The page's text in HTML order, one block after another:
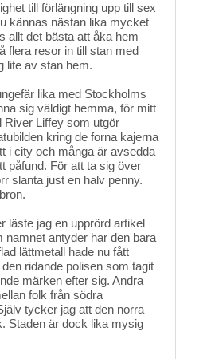
till förlängning upp till sex
kännas nästan lika mycket
allt det bästa att åka hem
flera resor in till stan med
lite av stan hem.
lika med Stockholms
sig väldigt hemma, för mitt
River Liffey som utgör
kring de forna kajerna
i city och många är avsedda
påfund. För att ta sig över
slanta just en halv penny.
läste jag en upprörd artikel
antyder har den bara
lättmetall hade nu fått
ridande polisen som tagit
märken efter sig. Andra
folk från södra
tycker jag att den norra
Staden är dock lika mysig